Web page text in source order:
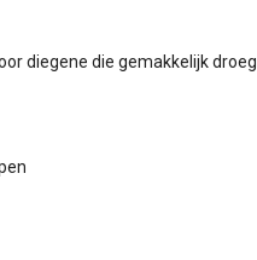
diegene die gemakkelijk droeg